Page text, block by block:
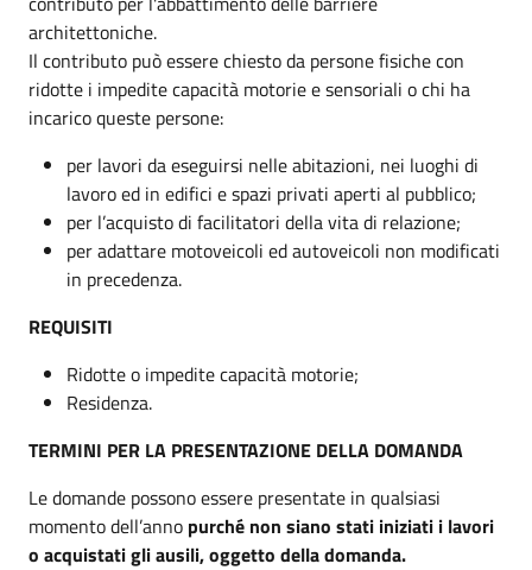
architettoniche.
Il contributo può essere chiesto da persone fisiche con
ridotte i impedite capacità motorie e sensoriali o chi ha
incarico queste persone:
per lavori da eseguirsi nelle abitazioni, nei luoghi di
lavoro ed in edifici e spazi privati aperti al pubblico;
per l’acquisto di facilitatori della vita di relazione;
per adattare motoveicoli ed autoveicoli non modificati
in precedenza.
REQUISITI
Ridotte o impedite capacità motorie;
Residenza.
TERMINI PER LA PRESENTAZIONE DELLA DOMANDA
Le domande possono essere presentate in qualsiasi
momento dell’anno purché non siano stati iniziati i lavori
o acquistati gli ausili, oggetto della domanda.